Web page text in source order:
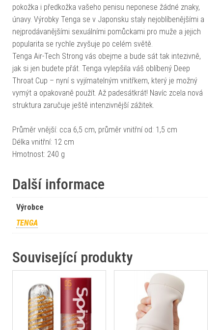
pokožka i předkožka vašeho penisu neponese žádné znaky,
únavy. Výrobky Tenga se v Japonsku staly nejoblíbenějšími a
nejprodávanějšími sexuálními pomůckami pro muže a jejich
popularita se rychle zvyšuje po celém světě.
Tenga Air-Tech Strong vás obejme a bude sát tak intezivně,
jak si jen budete přát. Tenga vylepšila váš oblíbený Deep
Throat Cup – nyní s vyjímatelným vnitřkem, který je možný
vymýt a opakovaně použít. Až padesátkrát! Navíc zcela nová
struktura zaručuje ještě intenzivnější zážitek.
Průměr vnější: cca 6,5 cm, průměr vnitřní od: 1,5 cm
Délka vnitřní: 12 cm
Hmotnost: 240 g
Další informace
Výrobce
TENGA
Související produkty